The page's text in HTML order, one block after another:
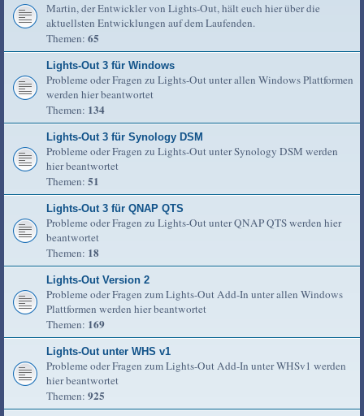
Martin, der Entwickler von Lights-Out, hält euch hier über die
aktuellsten Entwicklungen auf dem Laufenden.
Themen: 65
Lights-Out 3 für Windows
Probleme oder Fragen zu Lights-Out unter allen Windows Plattformen
werden hier beantwortet
Themen: 134
Lights-Out 3 für Synology DSM
Probleme oder Fragen zu Lights-Out unter Synology DSM werden
hier beantwortet
Themen: 51
Lights-Out 3 für QNAP QTS
Probleme oder Fragen zu Lights-Out unter QNAP QTS werden hier
beantwortet
Themen: 18
Lights-Out Version 2
Probleme oder Fragen zum Lights-Out Add-In unter allen Windows
Plattformen werden hier beantwortet
Themen: 169
Lights-Out unter WHS v1
Probleme oder Fragen zum Lights-Out Add-In unter WHSv1 werden
hier beantwortet
Themen: 925